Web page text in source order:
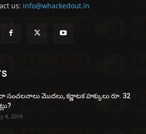
us: info@whackedout.in
సంచలనాలు మొదలు, కర్ణాటక హక్కులు రూ. 32
4, 2019